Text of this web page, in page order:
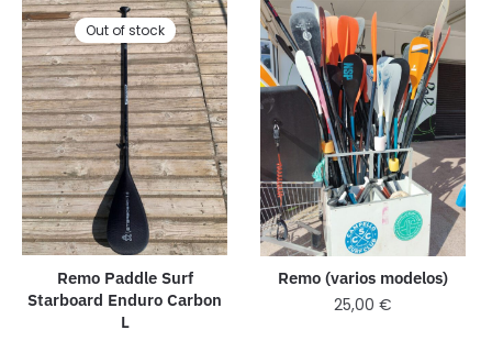
Out of stock
Remo Paddle Surf
Starboard Enduro Carbon
L
Remo (varios modelos)
25,00€